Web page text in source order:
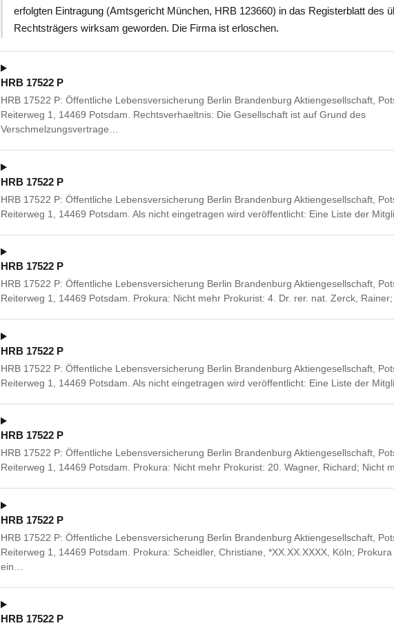
erfolgten Eintragung (Amtsgericht München, HRB 123660) in das Registerblatt des
Rechtsträgers wirksam geworden. Die Firma ist erloschen.
HRB 17522 P
HRB 17522 P: Öffentliche Lebensversicherung Berlin Brandenburg Aktiengesellschaft,
Reiterweg 1, 14469 Potsdam. Rechtsverhaeltnis: Die Gesellschaft ist auf Grund des
Verschmelzungsvertrage…
HRB 17522 P
HRB 17522 P: Öffentliche Lebensversicherung Berlin Brandenburg Aktiengesellschaft,
Reiterweg 1, 14469 Potsdam. Als nicht eingetragen wird veröffentlicht: Eine Liste der
HRB 17522 P
HRB 17522 P: Öffentliche Lebensversicherung Berlin Brandenburg Aktiengesellschaft,
Reiterweg 1, 14469 Potsdam. Prokura: Nicht mehr Prokurist: 4. Dr. rer. nat. Zerck,
HRB 17522 P
HRB 17522 P: Öffentliche Lebensversicherung Berlin Brandenburg Aktiengesellschaft,
Reiterweg 1, 14469 Potsdam. Als nicht eingetragen wird veröffentlicht: Eine Liste der
HRB 17522 P
HRB 17522 P: Öffentliche Lebensversicherung Berlin Brandenburg Aktiengesellschaft,
Reiterweg 1, 14469 Potsdam. Prokura: Nicht mehr Prokurist: 20. Wagner, Richard; Nicht
HRB 17522 P
HRB 17522 P: Öffentliche Lebensversicherung Berlin Brandenburg Aktiengesellschaft,
Reiterweg 1, 14469 Potsdam. Prokura: Scheidler, Christiane, *XX.XX.XXXX, Köln;
ein…
HRB 17522 P